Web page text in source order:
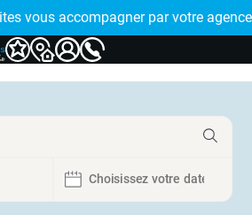
de proximité
EN PLUSIEURS FOIS : réglez